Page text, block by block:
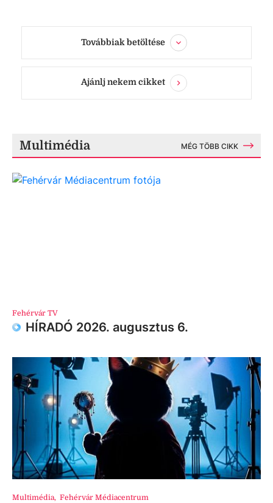
Továbbiak betöltése
Ajánlj nekem cikket
Multimédia MÉG TÖBB CIKK
Fehérvár TV
HÍRADÓ 2026. augusztus 6.
Multimédia, Fehérvár Médiacentrum